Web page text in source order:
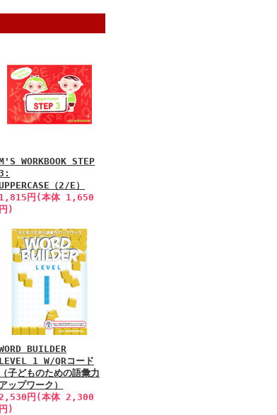
WORKBOOK STEP
（2/E）
1,815円(本体 1,650
円)
BUILDER
LEVEL 1 W/QRコード
（子どものための語彙力
アップワーク）
円(本体 2,300
円)